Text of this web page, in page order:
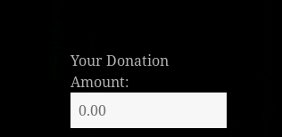
Your Donation
Amount: